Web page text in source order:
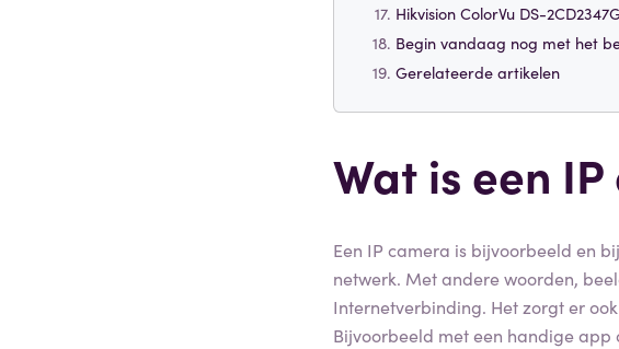
Hikvision ColorVu DS-
Begin vandaag nog met het
Gerelateerde artikelen
Wat is een
Een IP camera is bijvoorbeeld en
netwerk. Met andere woorden,
Internetverbinding. Het zorgt er
Bijvoorbeeld met een handige